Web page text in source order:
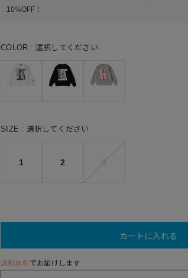
10%OFF！
COLOR 選択してください
SIZE 選択してください
1 2
カートに入れる
送料無料 でお届けします